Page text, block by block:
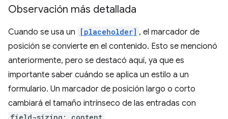
Observación más detallada
Cuando se usa un [placeholder] , el marcador de
posición se convierte en el contenido. Esto se mencionó
anteriormente, pero se destacó aquí, ya que es
importante saber cuándo se aplica un estilo a un
formulario. Un marcador de posición largo o corto
cambiará el tamaño intrínseco de las entradas con
field-sizing: content